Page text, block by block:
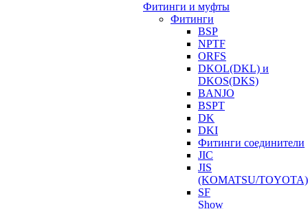
Фитинги и муфты
Фитинги
BSP
NPTF
ORFS
DKOL(DKL) и
DKOS(DKS)
BANJO
BSPT
DK
DKI
Фитинги соединители
JIC
JIS
(KOMATSU/TOYOTA)
SF
Show